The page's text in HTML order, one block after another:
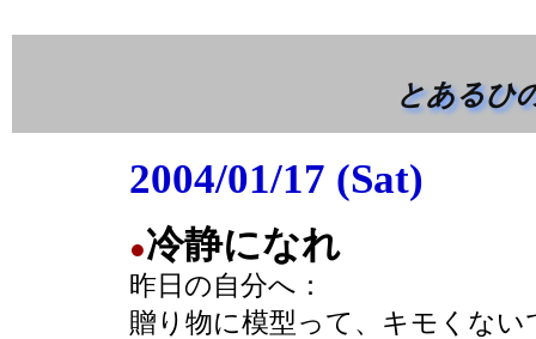
とあるひ
2004/01/17 (Sat)
●冷静になれ
昨日の自分へ：
贈り物に模型って、キモくない